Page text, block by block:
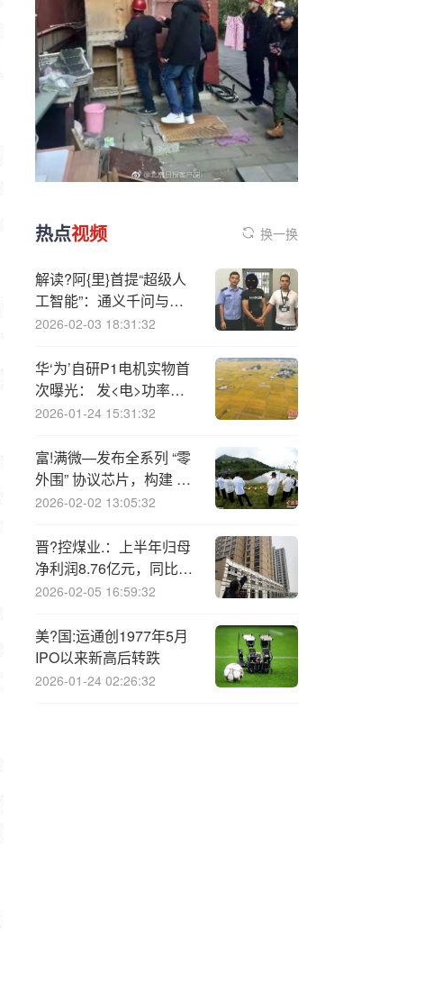
热点视频 换一换
解读?阿{里}首提“超级人
工智能”：通义千问与当
虹科技BlackEye2.0深度
一公里”
2026-02-03 18:31:32
华‘为’自研P1电机实物首
次曝光： 发<电>功率密
度高于行业10% 150km/h
2026-01-24 15:31:32
富!满微—发布全系列 “零
外围” 协议芯片，构建 20-
65W GaN 快充一站式解
2026-02-02 13:05:32
晋?控煤业.：上半年归母
净利润8.76亿元，同比下
降39.01%
2026-02-05 16:59:32
美?国:运通创1977年5月
IPO以来新高后转跌
2026-01-24 02:26:32